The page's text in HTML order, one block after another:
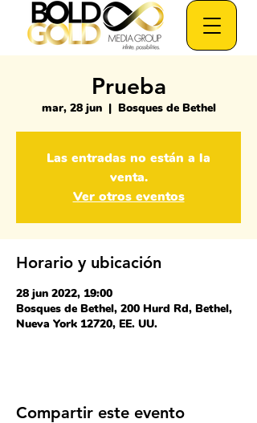
Prueba
mar, 28 jun
  |
Bosques de Bethel
Las entradas no están a la
venta.
Ver otros eventos
Horario y ubicación
28 jun 2022, 19:00
Bosques de Bethel, 200 Hurd Rd, Bethel,
Nueva York 12720, EE. UU.
Compartir este evento